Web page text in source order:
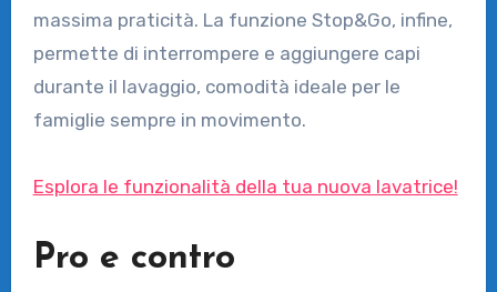
massima praticità. La funzione Stop&Go, infine,
permette di interrompere e aggiungere capi
durante il lavaggio, comodità ideale per le
famiglie sempre in movimento.
Esplora le funzionalità della tua nuova lavatrice!
Pro e contro